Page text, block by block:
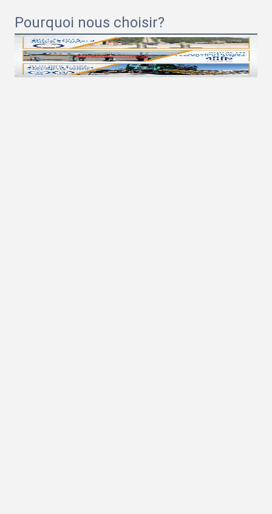
Pourquoi nous choisir?